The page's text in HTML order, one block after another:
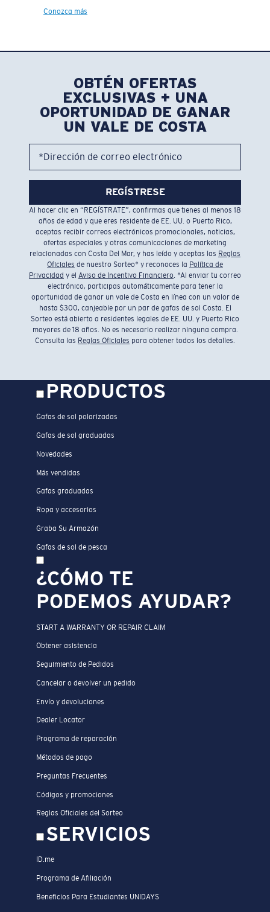
Conozca más
OBTÉN OFERTAS
EXCLUSIVAS + UNA
OPORTUNIDAD DE GANAR
UN VALE DE COSTA
*Dirección de correo electrónico
REGÍSTRESE
Al hacer clic en “REGÍSTRATE”, confirmas que tienes al menos 18
años de edad y que eres residente de EE. UU. o Puerto Rico,
aceptas recibir correos electrónicos promocionales, noticias,
ofertas especiales y otras comunicaciones de marketing
relacionadas con Costa Del Mar, y has leído y aceptas las Reglas
Oficiales de nuestro Sorteo* y reconoces la Política de
Privacidad y el Aviso de Incentivo Financiero. *Al enviar tu correo
electrónico, participas automáticamente para tener la
oportunidad de ganar un vale de Costa en línea con un valor de
hasta $300, canjeable por un par de gafas de sol Costa. El
Sorteo está abierto a residentes legales de EE. UU. y Puerto Rico
mayores de 18 años. No es necesario realizar ninguna compra.
Consulta las Reglas Oficiales para obtener todos los detalles.
PRODUCTOS
Gafas de sol polarizadas
Gafas de sol graduadas
Novedades
Más vendidas
Gafas graduadas
Ropa y accesorios
Graba Su Armazón
Gafas de sol de pesca
¿CÓMO TE
PODEMOS AYUDAR?
START A WARRANTY OR REPAIR CLAIM
Obtener asistencia
Seguimiento de Pedidos
Cancelar o devolver un pedido
Envío y devoluciones
Dealer Locator
Programa de reparación
Métodos de pago
Preguntas Frecuentes
Códigos y promociones
Reglas Oficiales del Sorteo
SERVICIOS
ID.me
Programa de Afiliación
Beneficios Para Estudiantes UNIDAYS